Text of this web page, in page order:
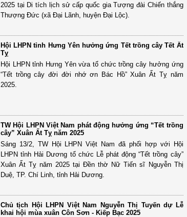
2025 tại Di tích lịch sử cấp quốc gia Tượng đài Chiến thắng
Thượng Đức (xã Đại Lãnh, huyện Đại Lộc).
Hội LHPN tỉnh Hưng Yên hưởng ứng Tết trồng cây Tết Ất
Tỵ
Hội LHPN tỉnh Hưng Yên vừa tổ chức trồng cây hưởng ứng
“Tết trồng cây đời đời nhớ ơn Bác Hồ” Xuân Ất Tỵ năm
2025.
TW Hội LHPN Việt Nam phát động hưởng ứng “Tết trồng
cây” Xuân Ất Tỵ năm 2025
Sáng 13/2, TW Hội LHPN Việt Nam đã phối hợp với Hội
LHPN tỉnh Hải Dương tổ chức Lễ phát động “Tết trồng cây”
Xuân Ất Tỵ năm 2025 tại Đền thờ Nữ Tiến sĩ Nguyễn Thị
Duệ, TP. Chí Linh, tỉnh Hải Dương.
Chủ tịch Hội LHPN Việt Nam Nguyễn Thị Tuyến dự Lễ
khai hội mùa xuân Côn Sơn - Kiếp Bạc 2025